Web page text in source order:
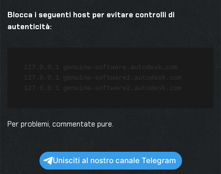
Blocca i seguenti host per evitare controlli di
autenticità:
127.0.0.1 genuine-software.autodesk.com
127.0.0.1 genuine-software1.autodesk.com
127.0.0.1 genuine-software2.autodesk.com
Per problemi, commentate pure.
Unisciti al nostro canale Telegram